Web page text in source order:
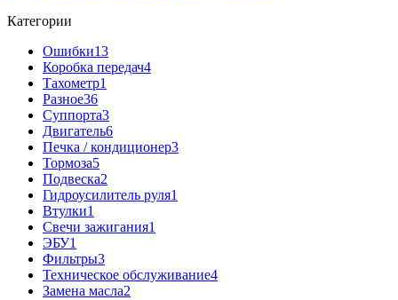
Категории
Ошибки13
Коробка передач4
Тахометр1
Разное36
Cуппорта3
Двигатель6
Печка / кондиционер3
Тормоза5
Подвеска2
Гидроусилитель руля1
Втулки1
Свечи зажигания1
ЭБУ1
Фильтры3
Техническое обслуживание4
Замена масла2